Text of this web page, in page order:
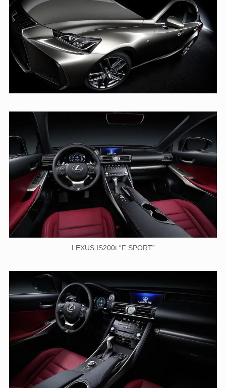
LEXUS IS200t “F SPORT”